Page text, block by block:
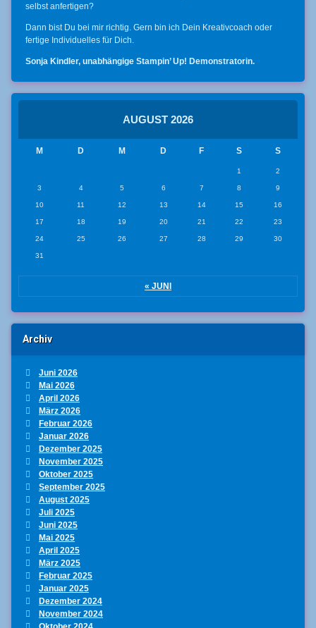
selbst anfertigen?
Dann bist Du bei mir richtig. Gern bin ich Dein Kreativcoach oder
fertige Individuelles für Dich.
Sonja Kindler, unabhängige Stampin’ Up! Demonstratorin.
AUGUST 2026
M D M D F S S
1 2
3 4 5 6 7 8 9
10 11 12 13 14 15 16
17 18 19 20 21 22 23
24 25 26 27 28 29 30
31
« JUNI
Archiv
Juni 2026
Mai 2026
April 2026
März 2026
Februar 2026
Januar 2026
Dezember 2025
November 2025
Oktober 2025
September 2025
August 2025
Juli 2025
Juni 2025
Mai 2025
April 2025
März 2025
Februar 2025
Januar 2025
Dezember 2024
November 2024